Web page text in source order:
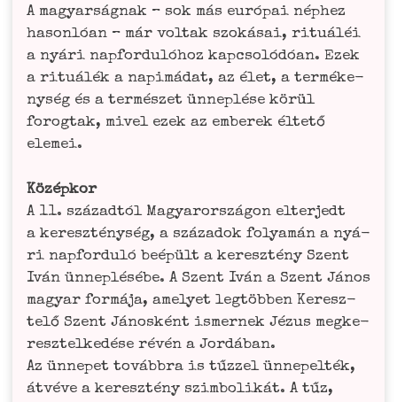
A magyar­sá­gnak – sok más euró­pai néphez
hason­lóan – már vol­tak szo­ká­sai, rituá­léi
a nyá­ri napfor­dulóhoz kapc­soló­dóan. Ezek
a rituá­lék a napimá­dat, az élet, a ter­mé­ke­
ny­ség és a ter­més­zet ünne­plé­se körül
forog­tak, mivel ezek az embe­rek élte­tő
elemei.
Közép­kor
A 11. századt­ól Magyar­or­szá­gon elter­jedt
a keresz­té­ny­ség, a száz­a­dok foly­amán a nyá­
ri napfor­duló beépült a keresz­té­ny Szent
Iván ünne­plé­sé­be. A Szent Iván a Szent János
magyar for­má­ja, ame­ly­et leg­töb­ben Keresz­
telő Szent Jáno­sként ismer­nek Jézus meg­ke­
resz­tel­ke­dé­se révén a Jor­dá­ban.
Az ünne­pet továb­bra is tűz­zel ünne­pel­ték,
átvé­ve a keresz­té­ny szim­bo­li­kát. A tűz,